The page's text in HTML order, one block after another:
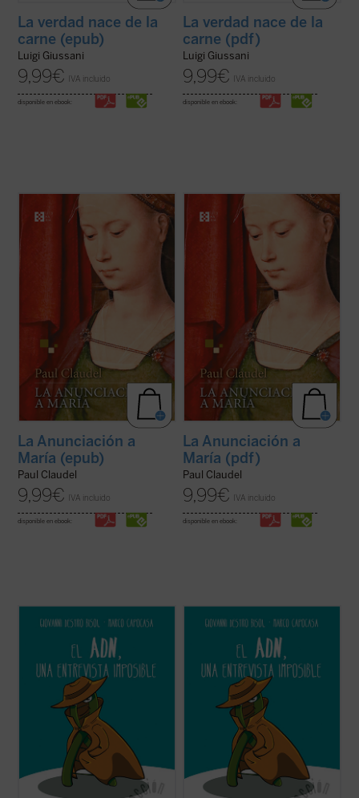
La verdad nace de la
carne (epub)
Luigi Giussani
9,99€ IVA incluido
disponible en ebook:
La verdad nace de la
carne (pdf)
Luigi Giussani
9,99€ IVA incluido
disponible en ebook:
A la vez brutal y religiosa, simbolista y
romántica, poética y realista,
Anunciación a María es probablemente la
obra más emblemática y popular de su
autor. Claudel trabajó sobre ella durante
más de veinte años, despojándola de ...
La Anunciación a
María (epub)
Paul Claudel
9,99€ IVA incluido
disponible en ebook:
A la vez brutal y religiosa, simbolista y
romántica, poética y realista,
Anunciación a María es probablemente la
obra más emblemática y popular de su
autor. Claudel trabajó sobre ella durante
más de veinte años, despojándola de ...
La Anunciación a
María (pdf)
Paul Claudel
9,99€ IVA incluido
disponible en ebook:
Más allá de su aparente popularidad, ¿qué
sabemos realmente del ADN y del itinerario
científico que lo ha convertido en un icono
de la biología? Quizá alguna cosa, pero
probablemente no lo que más merece la
pena conocer de él.
(ver ficha)
Más allá de su aparente popularidad, ¿qué
sabemos realmente del ADN y del itinerario
científico que lo ha convertido en un icono
de la biología? Quizá alguna cosa, pero
probablemente no lo que más merece la
pena conocer de él.
(ver ficha)